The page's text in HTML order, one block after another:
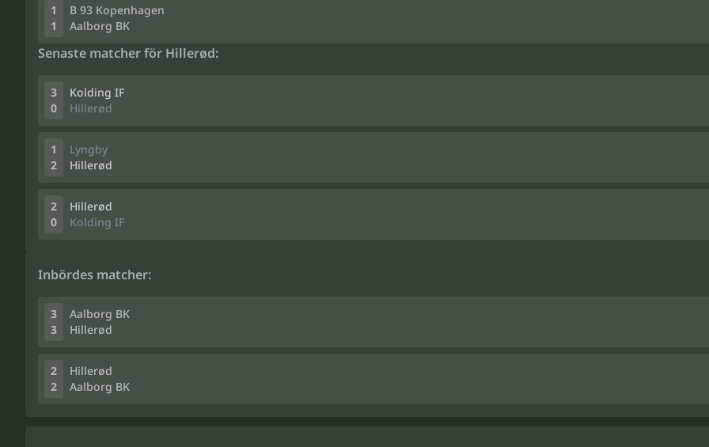
1
1
B 93 Kopenhagen
Aalborg BK
Senaste matcher för Hillerød:
3
0
Kolding IF
Hillerød
1
2
Lyngby
Hillerød
2
0
Hillerød
Kolding IF
Inbördes matcher:
3
3
Aalborg BK
Hillerød
2
2
Hillerød
Aalborg BK